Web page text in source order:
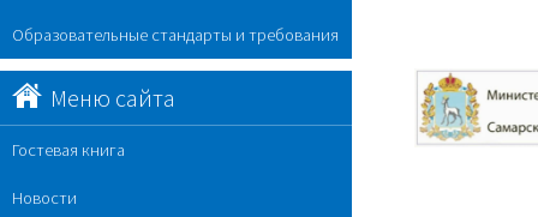
Образовательные стандарты и требования
Меню сайта
Гостевая книга
Новости